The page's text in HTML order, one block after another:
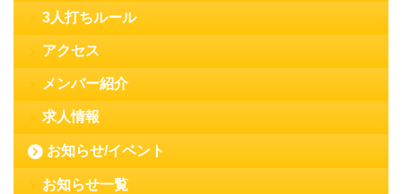
3人打ちルール
アクセス
メンバー紹介
求人情報
お知らせ/イベント
お知らせ一覧